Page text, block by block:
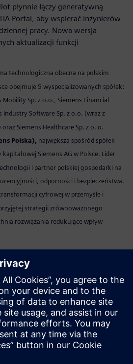
płynnie łączy generatywną
Portal, aby wspierać inżynierów
pracy. Nowa wersja
aktualizacji funkcji
technologiczna obecna na polskim
obejmuje 5 wyspecjalizowanych spółek:
Mobility Sp. z o.o., Siemens Financial
Industry Software Sp. z o.o. (wraz z
Siemens Healthcare Sp. z o. o.
Polska), największa spośród spółek
Siemens AG w Polsce. Lider
i partner polskiej gospodarki na
odporności i bezpieczeństwa.
cyfrowej w przemyśle i
strategii zrównoważonego
rozwiązania redukujące wpływ
company/siemens